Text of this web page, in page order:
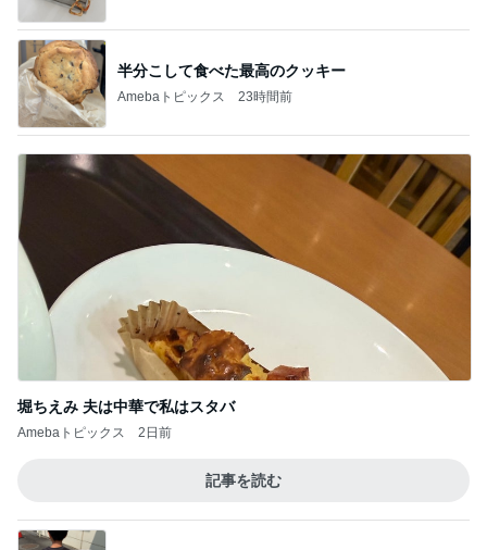
半分こして食べた最高のクッキー
Amebaトピックス 23時間前
堀ちえみ 夫は中華で私はスタバ
Amebaトピックス 2日前
記事を読む